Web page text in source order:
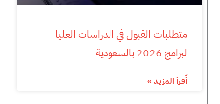
متطلبات القبول في الدراسات العليا
لبرامج 2026 بالسعودية
أٌقرأ المزيد »